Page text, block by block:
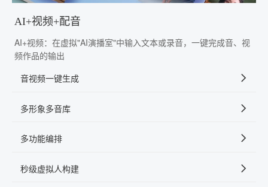
AI+视频+配音
AI+视频：在虚拟"AI演播室"中输入文本或录音，一键完成音、视
频作品的输出
音视频一键生成
多形象多音库
多功能编排
秒级虚拟人构建